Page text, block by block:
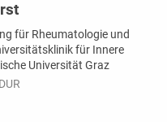
für Rheumatologie und
für Innere
Universität Graz